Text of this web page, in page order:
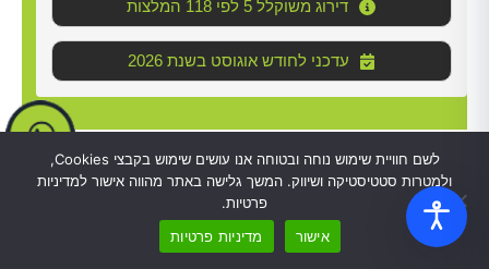
דירוג משוקלל 5 לפי 118 המלצות
2026 עדכני לחודש אוגוסט בשנת
חלק מהאיזורים בהם מסופק השירות
ירושלים ראשון לציון
לשם חוויית שימוש נוחה ובטוחה אנו עושים שימוש בקבצי Cookies,
ולמטרות סטטיסטיקה ושיווק. המשך גלישה באתר מהווה אישור למדיניות
פרטיות.
אישור
מדיניות פרטיות